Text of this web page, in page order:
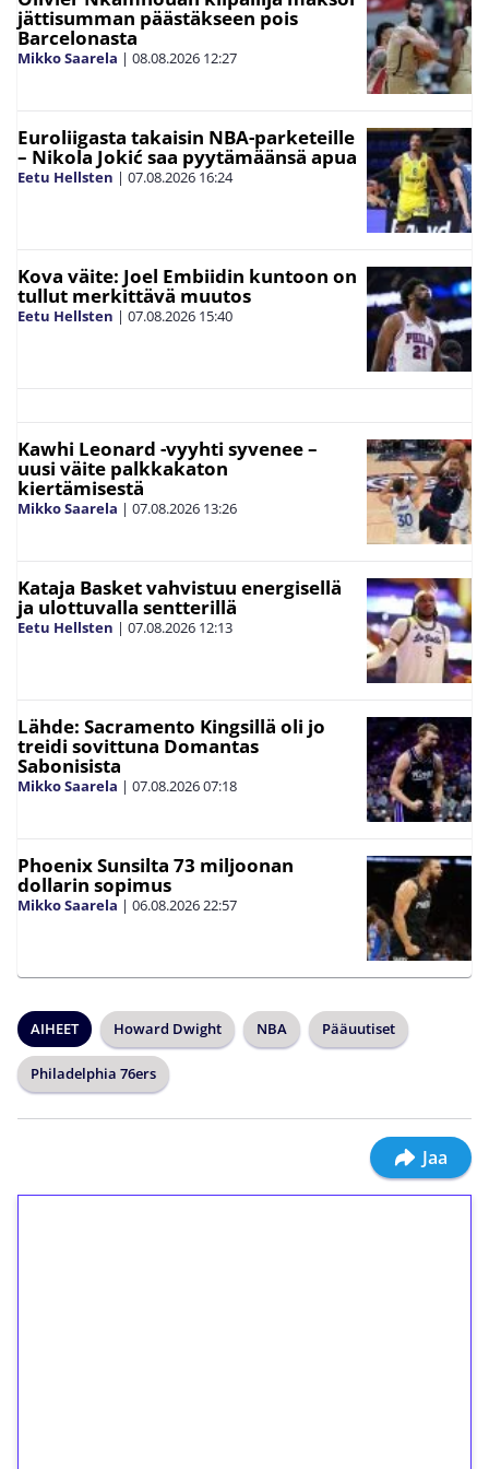
jättisumman päästäkseen pois
Barcelonasta
Mikko Saarela | 08.08.2026 12:27
Euroliigasta takaisin NBA-parketeille
– Nikola Jokić saa pyytämäänsä apua
Eetu Hellsten | 07.08.2026 16:24
Kova väite: Joel Embiidin kuntoon on
tullut merkittävä muutos
Eetu Hellsten | 07.08.2026 15:40
Kawhi Leonard -vyyhti syvenee –
uusi väite palkkakaton
kiertämisestä
Mikko Saarela | 07.08.2026 13:26
Kataja Basket vahvistuu energisellä
ja ulottuvalla sentterillä
Eetu Hellsten | 07.08.2026 12:13
Lähde: Sacramento Kingsillä oli jo
treidi sovittuna Domantas
Sabonisista
Mikko Saarela | 07.08.202607:18
Phoenix Sunsilta 73 miljoonan
dollarin sopimus
Mikko Saarela | 06.08.202622:57
AIHEET Howard Dwight NBA Pääuutiset
Philadelphia 76ers
Jaa